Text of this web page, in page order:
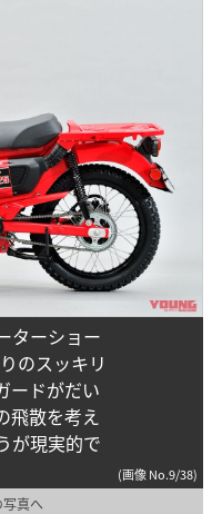
ターショー
のスッキリ
ードがだい
飛散を考え
が現実的で
(画像 No.9/38)
真へ